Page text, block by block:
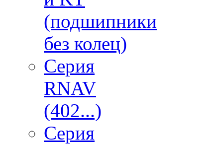
(подшипники
без колец)
Серия
RNAV
(402...)
Серия